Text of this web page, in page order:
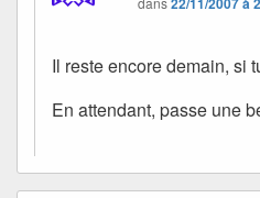
Il reste encore demain, si
En attendant, passe une